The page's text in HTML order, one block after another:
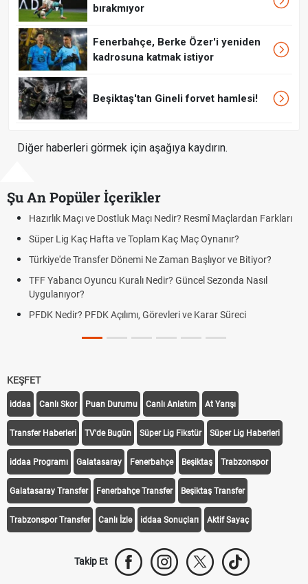
bırakmıyor
Fenerbahçe, Berke Özer'i yeniden
kadrosuna katmak istiyor
Beşiktaş'tan Gineli forvet hamlesi!
Diğer haberleri görmek için aşağıya kaydırın.
Şu An Popüler İçerikler
Hazırlık Maçı ve Dostluk Maçı Nedir? Resmî Maçlardan Farkları
Süper Lig Kaç Hafta ve Toplam Kaç Maç Oynanır?
Türkiye'de Transfer Dönemi Ne Zaman Başlıyor ve Bitiyor?
TFF Yabancı Oyuncu Kuralı Nedir? Güncel Sezonda Nasıl
Uygulanıyor?
PFDK Nedir? PFDK Açılımı, Görevleri ve Karar Süreci
KEŞFET
iddaa Canlı Skor Puan Durumu Canlı Anlatım At Yarışı
Transfer Haberleri TV'de Bugün Süper Lig Fikstür Süper Lig Haberleri
iddaa Programı Galatasaray Fenerbahçe Beşiktaş Trabzonspor
Galatasaray Transfer Fenerbahçe Transfer Beşiktaş Transfer
Trabzonspor Transfer Canlı İzle iddaa Sonuçları Aktif Sayaç
Takip Et